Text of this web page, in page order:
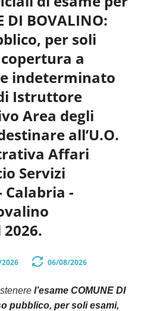
DI BOVALINO:
per soli
a
indeterminato
Istruttore
Area degli
all’U.O.
Affari
Servizi
Calabria -
06/08/2026
l’esame COMUNE DI
pubblico, per soli esami,